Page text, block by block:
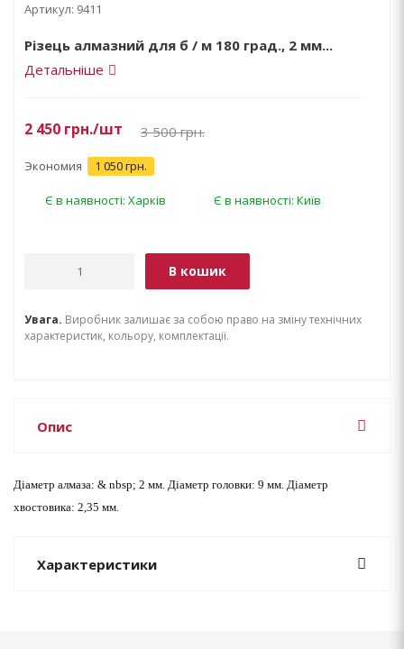
Артикул: 9411
Різець алмазний для б / м 180 град., 2 мм...
Детальніше
2 450 грн./шт 3 500грн.
Экономия 1 050 грн.
Є в наявності: Харків Є в наявності: Київ
В кошик
Увага. Виробник залишає за собою право на зміну технічних
характеристик, кольору, комплектації.
Опис
Діаметр алмаза: & nbsp; 2 мм. Діаметр головки: 9 мм. Діаметр
хвостовика: 2,35 мм.
Характеристики